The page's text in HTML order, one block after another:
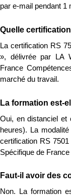
par e-mail pendant 1
Quelle
La certification RS
», délivrée par LA
France
marché du travail.
La formation est-
Oui, en distanciel et
heures). La
certification RS
Spécifique de
Faut-il avoir des
Non. La formation